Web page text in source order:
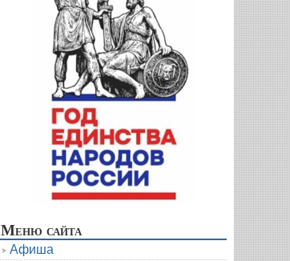
Меню сайта
Афиша